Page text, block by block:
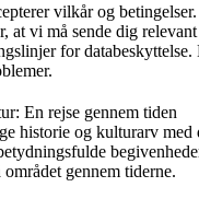
vilkår og betingelser.
at vi må sende dig
for
En rejse gennem tiden
historie og kulturarv med
gennem tiderne.